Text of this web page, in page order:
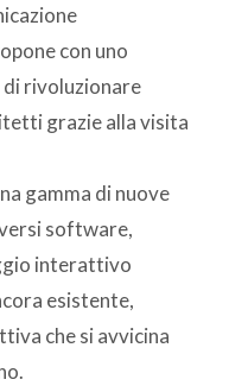
con uno
rivoluzionare
grazie alla visita
gamma di nuove
software,
interattivo
esistente,
che si avvicina